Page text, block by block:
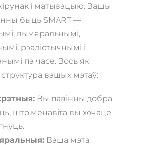
і матывацыю. Вашы
быць SMART —
вымяральнымі,
рэалістычнымі і
па часе. Вось як
вашых мэтаў:
Вы павінны добра
што менавіта вы хочаце
Ваша мэта